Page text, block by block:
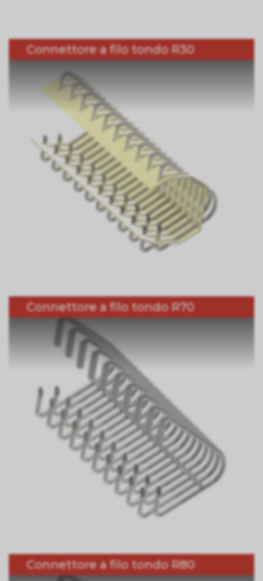
Connettore a filo tondo R30
Connettore a filo tondo R70
Connettore a filo tondo R80